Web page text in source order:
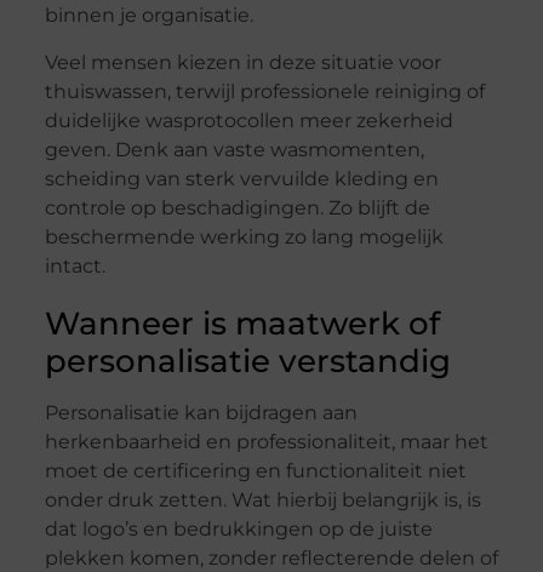
binnen je organisatie.
Veel mensen kiezen in deze situatie voor
thuiswassen, terwijl professionele reiniging of
duidelijke wasprotocollen meer zekerheid
geven. Denk aan vaste wasmomenten,
scheiding van sterk vervuilde kleding en
controle op beschadigingen. Zo blijft de
beschermende werking zo lang mogelijk
intact.
Wanneer is maatwerk of
personalisatie verstandig
Personalisatie kan bijdragen aan
herkenbaarheid en professionaliteit, maar het
moet de certificering en functionaliteit niet
onder druk zetten. Wat hierbij belangrijk is, is
dat logo’s en bedrukkingen op de juiste
plekken komen, zonder reflecterende delen of